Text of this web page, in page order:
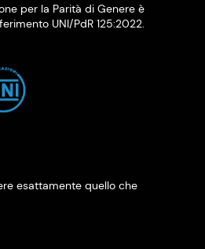
per la Parità di Genere è
UNI/PdR 125:2022.
esattamente quello che